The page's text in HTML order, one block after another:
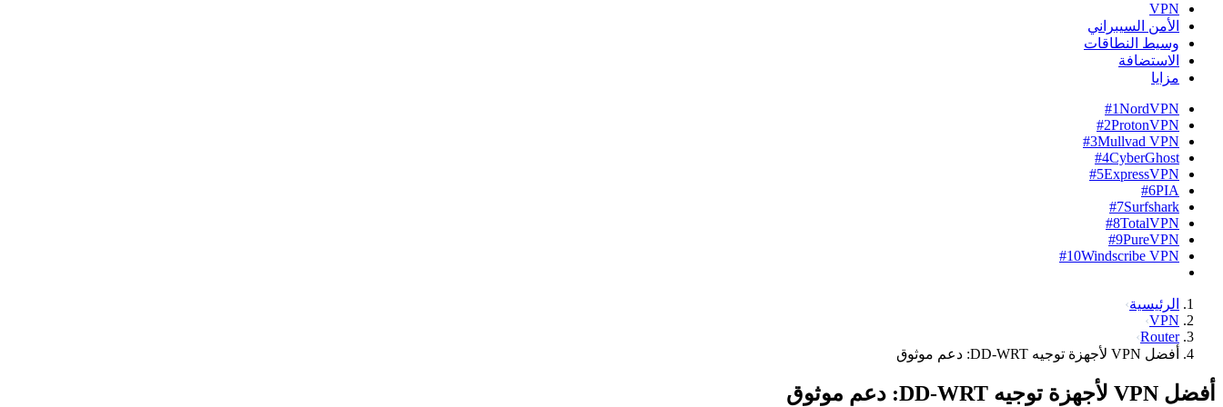
VPN
الأمن السيبراني
وسيط النطاقات
الاستضافة
مزايا
#1NordVPN
#2ProtonVPN
#3Mullvad VPN
#4CyberGhost
#5ExpressVPN
#6PIA
#7Surfshark
#8TotalVPN
#9PureVPN
#10Windscribe VPN
الرئيسية
VPN
Router
أفضل VPN لأجهزة توجيه DD-WRT: دعم موثوق
أفضل VPN لأجهزة توجيه DD-WRT: دعم موثوق